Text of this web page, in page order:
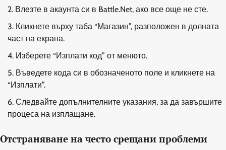
Влезте в акаунта си в Battle.Net, ако все още не сте.
Кликнете върху таба “Магазин”, разположен в долната
част на екрана.
Изберете “Изплати код” от менюто.
Въведете кода си в обозначеното поле и кликнете на
“Изплати”.
Следвайте допълнителните указания, за да завършите
процеса на изплащане.
Отстраняване на често срещани проблеми